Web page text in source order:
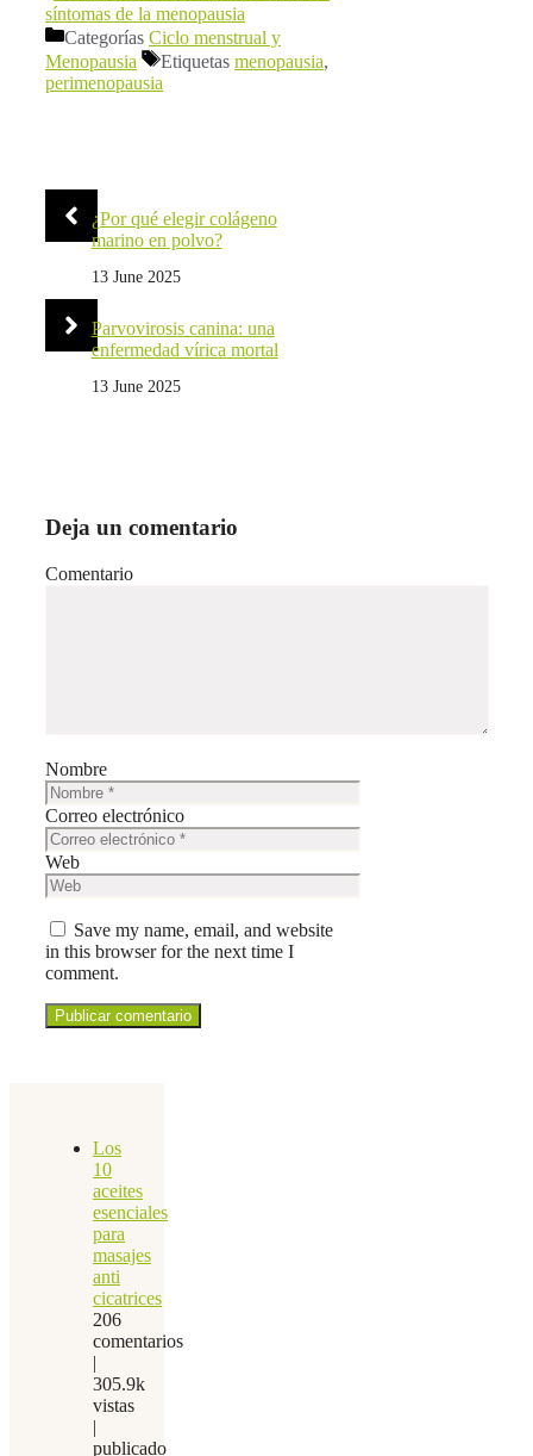
síntomas de la menopausia
Categorías Ciclo menstrual y
Menopausia
Etiquetas menopausia,
perimenopausia
¿Por qué elegir colágeno
marino en polvo?
13 June 2025
Parvovirosis canina: una
enfermedad vírica mortal
13 June 2025
Deja un comentario
Comentario
Nombre
Correo electrónico
Web
Save my name, email, and website
in this browser for the next time I
comment.
Los
10
aceites
esenciales
para
masajes
anti
cicatrices
206
comentarios
|
305.9k
vistas
|
publicado